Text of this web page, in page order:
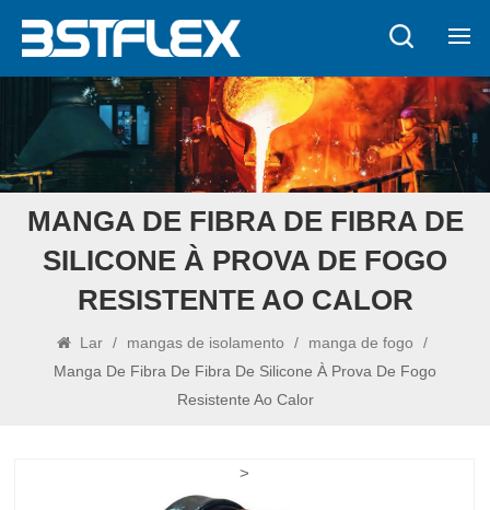
MANGA DE FIBRA DE FIBRA DE
SILICONE À PROVA DE FOGO
RESISTENTE AO CALOR
Lar / mangas de isolamento / manga de fogo
/
Manga De Fibra De Fibra De Silicone À Prova De Fogo
Resistente Ao Calor
>